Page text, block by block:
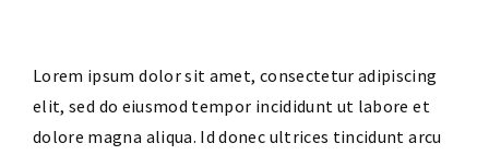
Lorem ipsum dolor sit amet, consectetur adipiscing
elit, sed do eiusmod tempor incididunt ut labore et
dolore magna aliqua. Id donec ultrices tincidunt arcu